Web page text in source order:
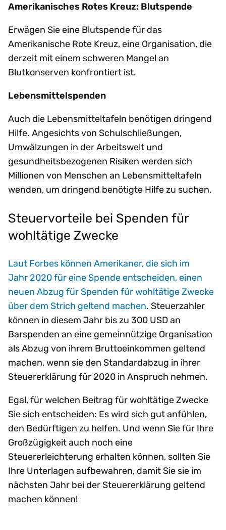
Amerikanisches Rotes Kreuz: Blutspende
Erwägen Sie eine Blutspende für das
Amerikanische Rote Kreuz, eine Organisation, die
derzeit mit einem schweren Mangel an
Blutkonserven konfrontiert ist.
Lebensmittelspenden
Auch die Lebensmitteltafeln benötigen dringend
Hilfe. Angesichts von Schulschließungen,
Umwälzungen in der Arbeitswelt und
gesundheitsbezogenen Risiken werden sich
Millionen von Menschen an Lebensmitteltafeln
wenden, um dringend benötigte Hilfe zu suchen.
Steuervorteile bei Spenden für
wohltätige Zwecke
Laut Forbes können Amerikaner, die sich im
Jahr 2020 für eine Spende entscheiden, einen
neuen Abzug für Spenden für wohltätige Zwecke
über dem Strich geltend machen. Steuerzahler
können in diesem Jahr bis zu 300 USD an
Barspenden an eine gemeinnützige Organisation
als Abzug von ihrem Bruttoeinkommen geltend
machen, wenn sie den Standardabzug in ihrer
Steuererklärung für 2020 in Anspruch nehmen.
Egal, für welchen Beitrag für wohltätige Zwecke
Sie sich entscheiden: Es wird sich gut anfühlen,
den Bedürftigen zu helfen. Und wenn Sie für Ihre
Großzügigkeit auch noch eine
Steuererleichterung erhalten können, sollten Sie
Ihre Unterlagen aufbewahren, damit Sie sie im
nächsten Jahr bei der Steuererklärung geltend
machen können!